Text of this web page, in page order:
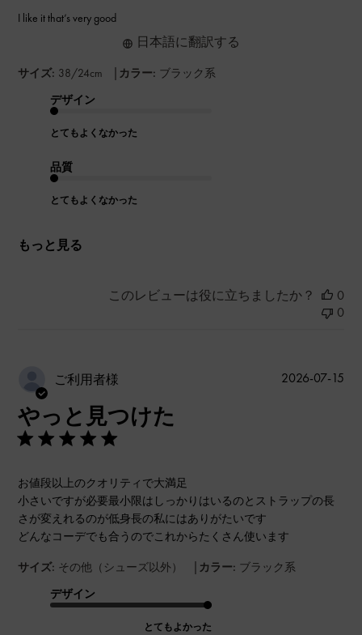
I like it that’s very good
サイズ: 38/24cm | カラー: ブラック系
デザイン
とてもよくなかった
品質
とてもよくなかった
もっと見る
日本語に翻訳する
このレビューは役に立ちましたか？
0
0
ご利用者様
やっと見つけた
お値段以上のクオリティで大満足
小さいですが必要最小限はしっかりはいるのとストラップの長
さが変えれるのが低身長の私にはありがたいです
どんなコーデでも合うのでこれからたくさん使います
サイズ: その他（シューズ以外） | カラー: ブラック系
デザイン
とてもよかった
公
2026-07-15